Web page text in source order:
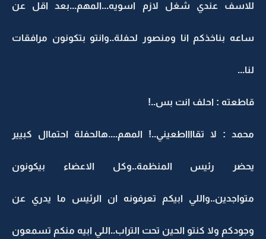
للاسف عندي شغل لازم اسويه...المهم...بعد اقل عن
ساعه بناخذكم انا ومنصور لحفلة..وانتو بتكونون مرافقات
لنا...
قاطعته : احلف انت بس..!
محمد : لا تقااااطعيني..! المهم....هالحفلة احتماال كبيير
يحضر رئيس المنظمة..وكل الاعضاء بيكونون
متواجدين..واللي ابيكم تعرفونه ان الرئيس ما يدري عن
وجودكم ولا كنتو الحين تحت التراب..اللي ابيه منكم تسمعون